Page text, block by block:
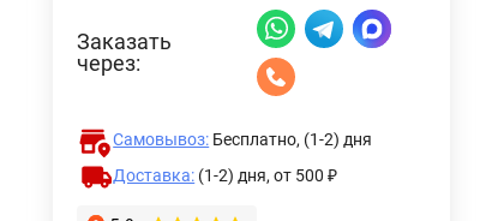
Заказать
через:
Самовывоз: Бесплатно, (1-2) дня
Доставка: (1-2) дня,от 500 ₽